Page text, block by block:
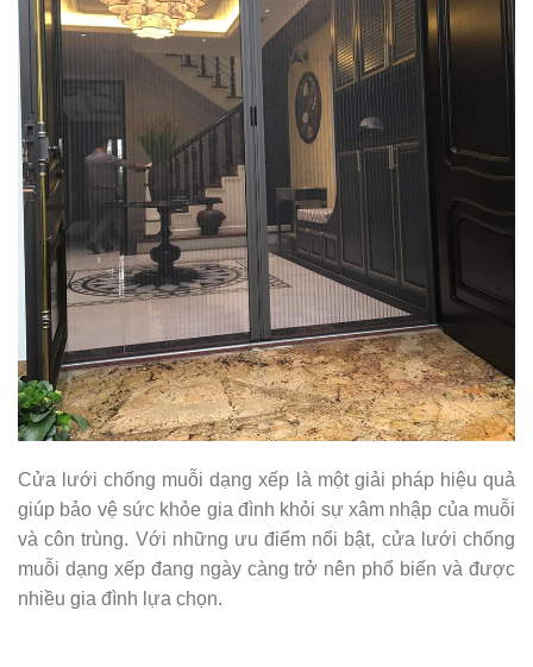
Cửa lưới chống muỗi dạng xếp là một giải pháp hiệu quả
giúp bảo vệ sức khỏe gia đình khỏi sự xâm nhập của muỗi
và côn trùng. Với những ưu điểm nổi bật, cửa lưới chống
muỗi dạng xếp đang ngày càng trở nên phổ biến và được
nhiều gia đình lựa chọn.